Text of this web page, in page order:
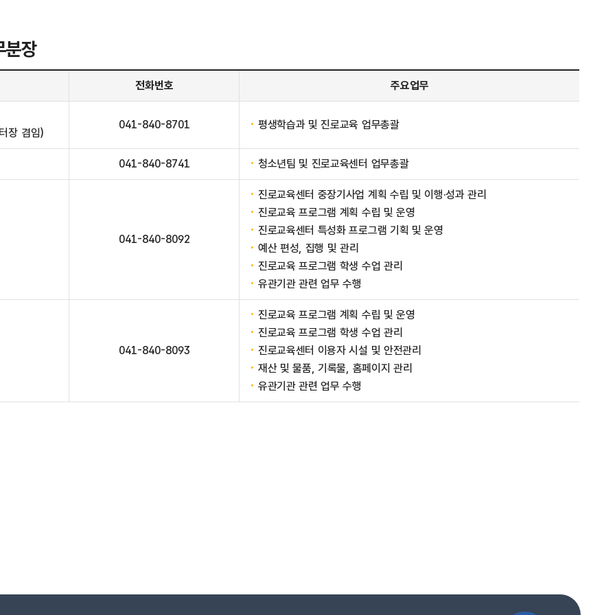
분장
전화번호 주요업무
장 겸임)
041-840-8701 평생학습과 및 진로교육 업무총괄
041-840-8741 청소년팀 및 진로교육센터 업무총괄
041-840-8092
진로교육센터 중장기사업 계획 수립 및 이행·성과 관리
진로교육 프로그램 계획 수립 및 운영
진로교육센터 특성화 프로그램 기획 및 운영
예산 편성, 집행 및 관리
진로교육 프로그램 학생 수업 관리
유관기관 관련 업무 수행
041-840-8093
진로교육 프로그램 계획 수립 및 운영
진로교육 프로그램 학생 수업 관리
진로교육센터 이용자 시설 및 안전관리
재산 및 물품, 기록물, 홈페이지 관리
유관기관 관련 업무 수행